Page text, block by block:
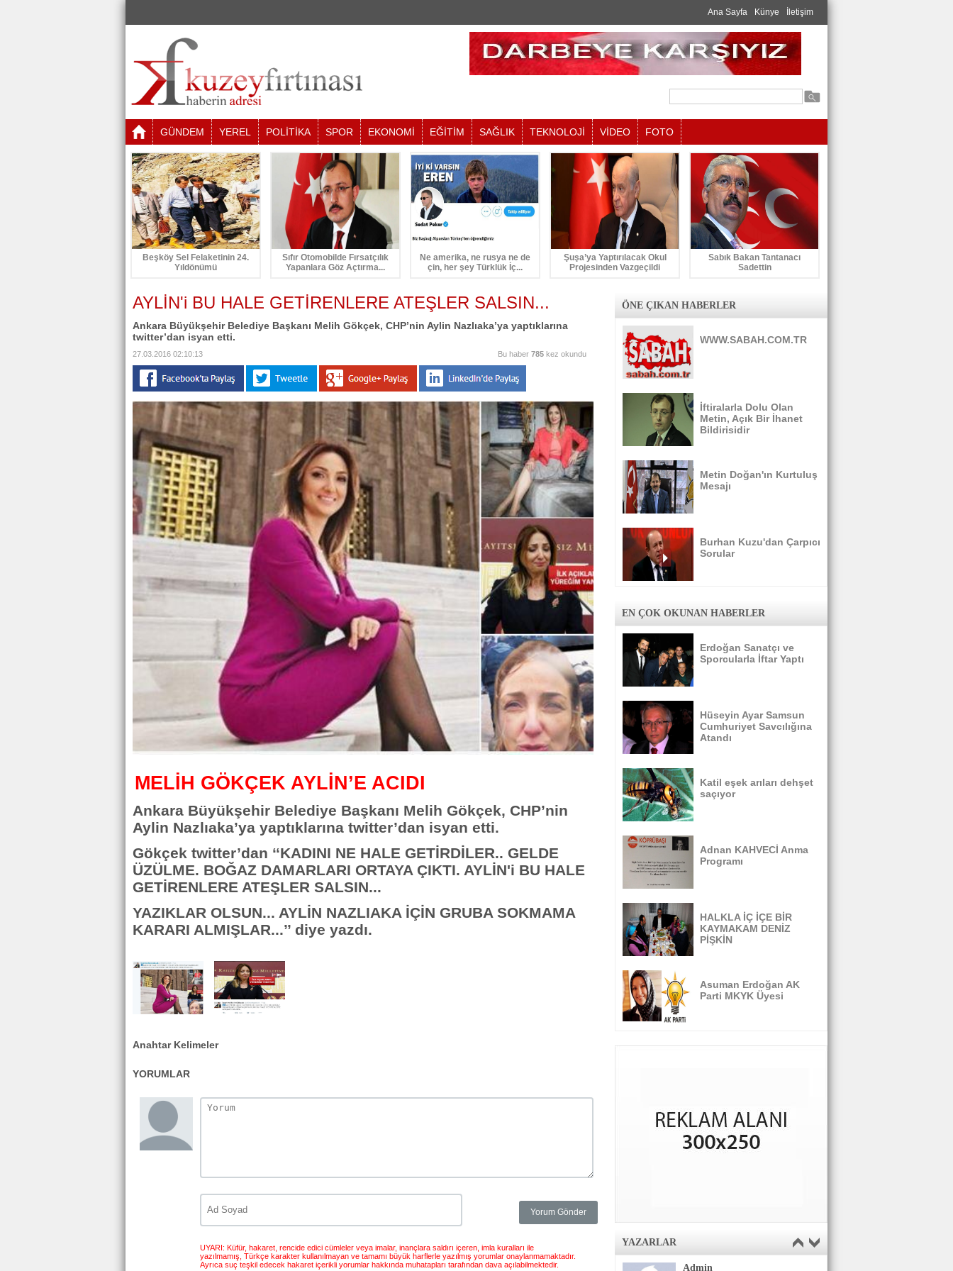
Ana Sayfa Künye İletişim
GÜNDEM YEREL POLİTİKA SPOR EKONOMİ EĞİTİM SAĞLIK TEKNOLOJİ VİDEO FOTO
Beşköy Sel Felaketinin 24.
Yıldönümü
Sıfır Otomobilde Fırsatçılık
Yapanlara Göz Açtırma...
Ne amerika, ne rusya ne de
çin, her şey Türklük İç...
Şuşa’ya Yaptırılacak Okul
Projesinden Vazgeçildi
Sabık Bakan Tantanacı
Sadettin
AYLİN'i BU HALE GETİRENLERE ATEŞLER SALSIN...
Ankara Büyükşehir Belediye Başkanı Melih Gökçek, CHP’nin Aylin Nazlıaka’ya yaptıklarına
twitter’dan isyan etti.
27.03.2016 02:10:13 Bu haber 785 kez okundu
MELİH GÖKÇEK AYLİN’E ACIDI
Ankara Büyükşehir Belediye Başkanı Melih Gökçek, CHP’nin
Aylin Nazlıaka’ya yaptıklarına twitter’dan isyan etti.
Gökçek twitter’dan ‘‘KADINI NE HALE GETİRDİLER.. GELDE
ÜZÜLME. BOĞAZ DAMARLARI ORTAYA ÇIKTI. AYLİN'i BU HALE
GETİRENLERE ATEŞLER SALSIN...
YAZIKLAR OLSUN... AYLİN NAZLIAKA İÇİN GRUBA SOKMAMA
KARARI ALMIŞLAR...’’ diye yazdı.
Anahtar Kelimeler
YORUMLAR
UYARI: Küfür, hakaret, rencide edici cümleler veya imalar, inançlara saldırı içeren, imla kuralları ile
yazılmamış, Türkçe karakter kullanılmayan ve tamamı büyük harflerle yazılmış yorumlar onaylanmamaktadır.
Ayrıca suç teşkil edecek hakaret içerikli yorumlar hakkında muhatapları tarafından dava açılabilmektedir.
ÖNE ÇIKAN HABERLER
WWW.SABAH.COM.TR
İftiralarla Dolu Olan
Metin, Açık Bir İhanet
Bildirisidir
Metin Doğan'ın Kurtuluş
Mesajı
Burhan Kuzu'dan Çarpıcı
Sorular
EN ÇOK OKUNAN HABERLER
Erdoğan Sanatçı ve
Sporcularla İftar Yaptı
Hüseyin Ayar Samsun
Cumhuriyet Savcılığına
Atandı
Katil eşek arıları dehşet
saçıyor
Adnan KAHVECİ Anma
Programı
HALKLA İÇ İÇE BİR
KAYMAKAM DENİZ
PİŞKİN
Asuman Erdoğan AK
Parti MKYK Üyesi
YAZARLAR
Admin